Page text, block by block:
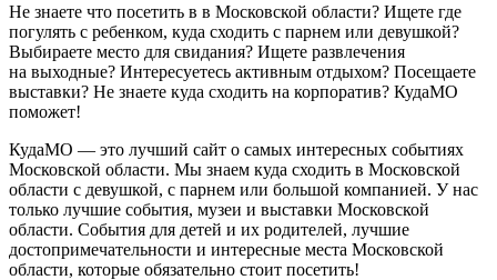
Не знаете что посетить в в Московской области? Ищете где
погулять с ребенком, куда сходить с парнем или девушкой?
Выбираете место для свидания? Ищете развлечения
на выходные? Интересуетесь активным отдыхом? Посещаете
выставки? Не знаете куда сходить на корпоратив? КудаМО
поможет!
КудаМО — это лучший сайт о самых интересных событиях
Московской области. Мы знаем куда сходить в Московской
области с девушкой, с парнем или большой компанией. У нас
только лучшие события, музеи и выставки Московской
области. События для детей и их родителей, лучшие
достопримечательности и интересные места Московской
области, которые обязательно стоит посетить!